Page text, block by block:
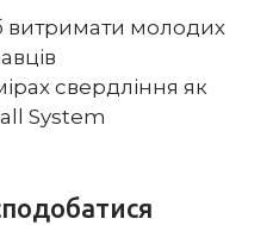
витримати молодих
свердління як
System